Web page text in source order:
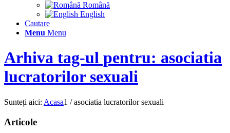
Română
English
Cautare
Menu Menu
Arhiva tag-ul pentru: asociatia
lucratorilor sexuali
Sunteți aici: Acasa1 / asociatia lucratorilor sexuali
Articole